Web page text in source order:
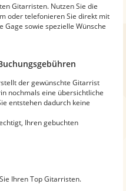
Gitarristen. Nutzen Sie die
oder telefonieren Sie direkt mit
sowie spezielle Wünsche
der gewünschte Gitarrist
nochmals eine übersichtliche
entstehen dadurch keine
Ihren gebuchten
Ihren Top Gitarristen.